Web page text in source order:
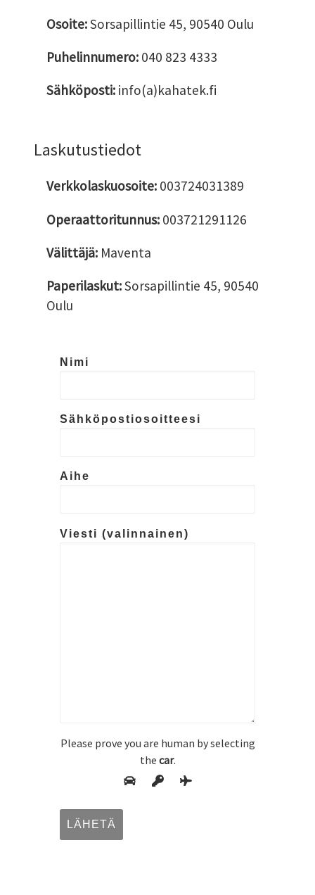
Osoite:Sorsapillintie 45, 90540 Oulu
Puhelinnumero: 040 823 4333
Sähköposti: info(a)kahatek.fi
Laskutustiedot
Verkkolaskuosoite: 003724031389
Operaattoritunnus: 003721291126
Välittäjä: Maventa
Paperilaskut:Sorsapillintie 45, 90540
Oulu
Nimi
Sähköpostiosoitteesi
Aihe
Viesti (valinnainen)
Please prove you are human by selecting
the car.